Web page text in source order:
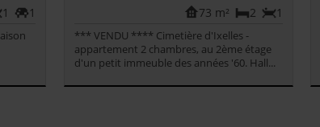
1
1 1
2
73 m²
*** VENDU **** Cimetière d'Ixelles -
appartement 2 chambres, au 2ème étage
d'un petit immeuble des années '60. Hall...